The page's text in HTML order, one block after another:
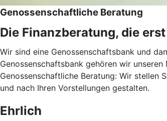
Genossenschaftliche Beratung
Die Finanzberatung, die
Wir sind eine Genossenschaftsbank und
Genossenschaftsbank gehören wir
Genossenschaftliche Beratung: Wir stellen
und nach Ihren Vorstellungen gestalten.
Ehrlich